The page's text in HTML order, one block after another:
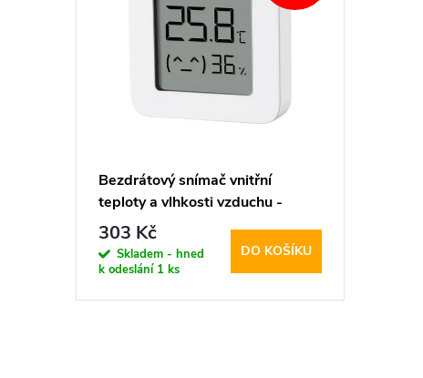
t
d
Bezdrátový snímač vnitřní
teploty a vlhkosti vzduchu -
Xiaomi, Mi Temperature and
Humidity Monitor
303 Kč
Skladem - hned
k odeslání 1 ks
DO KOŠÍKU